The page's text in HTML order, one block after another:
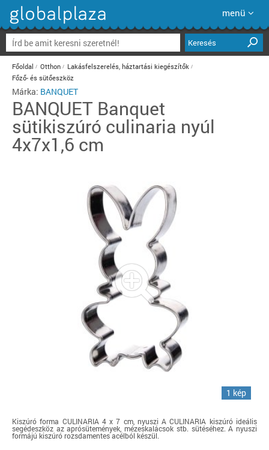
menü
Keresés
Főoldal Otthon
Lakásfelszerelés, háztartási kiegészítők
Főző- és sütőeszköz
Márka: BANQUET
BANQUET Banquet
sütikiszúró culinaria nyúl
4x7x1,6 cm
1 kép
Kiszúró forma CULINARIA 4 x 7 cm, nyuszi A CULINARIA kiszúró ideális
segédeszköz az aprósütemények, mézeskalácsok stb. sütéséhez. A nyuszi
formájú kiszúró rozsdamentes acélból készül.